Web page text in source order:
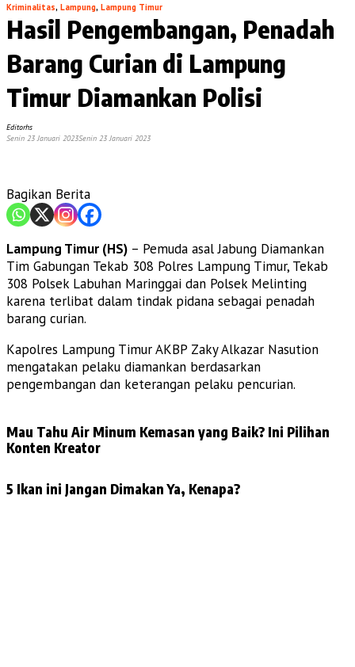
Kriminalitas, Lampung, Lampung Timur
Hasil Pengembangan, Penadah
Barang Curian di Lampung
Timur Diamankan Polisi
Editorhs
Senin 23 Januari 2023Senin 23 Januari 2023
Bagikan Berita
Lampung Timur (HS) – Pemuda asal Jabung Diamankan
Tim Gabungan Tekab 308 Polres Lampung Timur, Tekab
308 Polsek Labuhan Maringgai dan Polsek Melinting
karena terlibat dalam tindak pidana sebagai penadah
barang curian.
Kapolres Lampung Timur AKBP Zaky Alkazar Nasution
mengatakan pelaku diamankan berdasarkan
pengembangan dan keterangan pelaku pencurian.
Mau Tahu Air Minum Kemasan yang Baik? Ini Pilihan
Konten Kreator
5 Ikan ini Jangan Dimakan Ya, Kenapa?